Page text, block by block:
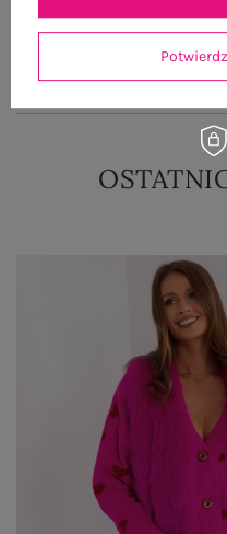
WYSYŁKA I DOSTAWA
ZWROTY I REKLAMACJE